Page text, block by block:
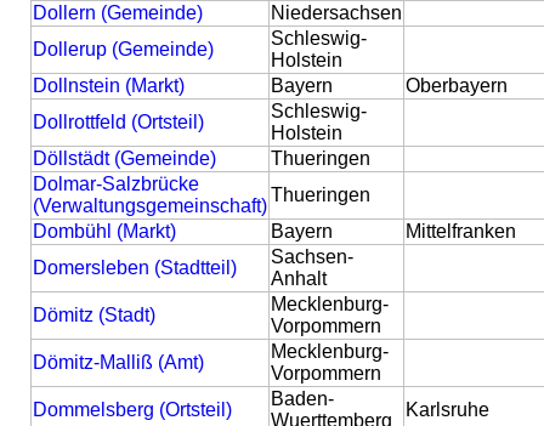
Dollern (Gemeinde)
Niedersachsen
Dollerup (Gemeinde)
Schleswig-
Holstein
Dollnstein (Markt)
Bayern
Oberbayern
Dollrottfeld (Ortsteil)
Schleswig-
Holstein
Döllstädt (Gemeinde)
Thueringen
Dolmar-Salzbrücke
(Verwaltungsgemeinschaft)
Thueringen
Dombühl (Markt)
Bayern
Mittelfranken
Domersleben (Stadtteil)
Sachsen-
Anhalt
Dömitz (Stadt)
Mecklenburg-
Vorpommern
Dömitz-Malliß (Amt)
Mecklenburg-
Vorpommern
Dommelsberg (Ortsteil)
Baden-
Wuerttemberg
Karlsruhe